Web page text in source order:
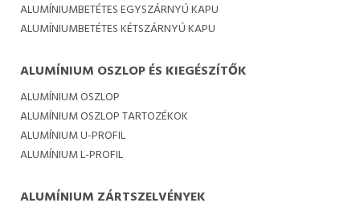
ALUMÍNIUMBETÉTES EGYSZÁRNYÚ KAPU
ALUMÍNIUMBETÉTES KÉTSZÁRNYÚ KAPU
ALUMÍNIUM OSZLOP ÉS KIEGÉSZÍTŐK
ALUMÍNIUM OSZLOP
ALUMÍNIUM OSZLOP TARTOZÉKOK
ALUMÍNIUM U-PROFIL
ALUMÍNIUM L-PROFIL
ALUMÍNIUM ZÁRTSZELVÉNYEK